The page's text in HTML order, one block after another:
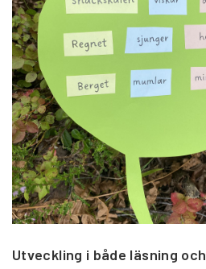
Utveckling i både läsning